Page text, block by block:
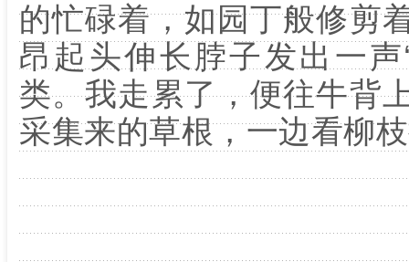
的忙碌着，如园丁般修剪
昂起头伸长脖子发出一声
类。我走累了，便往牛背
采集来的草根，一边看柳